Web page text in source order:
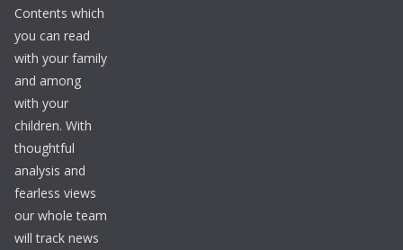
Contents which
you can read
with your family
and among
with your
children. With
thoughtful
analysis and
fearless views
our whole team
will track news